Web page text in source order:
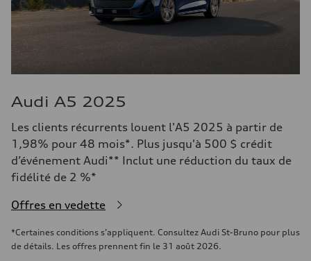
Audi A5 2025
Les clients récurrents louent l'A5 2025 à partir de
1,98% pour 48 mois*. Plus jusqu'à 500 $ crédit
d’événement Audi** Inclut une réduction du taux de
fidélité de 2 %*
Offres en vedette
*Certaines conditions s’appliquent. Consultez Audi St-Bruno pour plus
de détails. Les offres prennent fin le 31 août 2026.